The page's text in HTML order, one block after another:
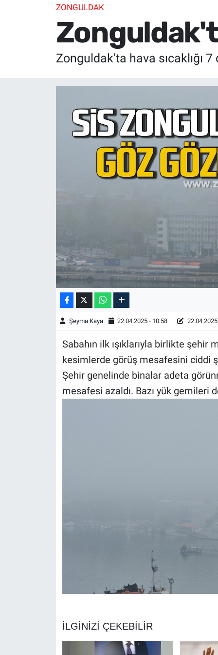
ZONGULDAK
Zonguldak’ta hava sıcaklığı
Şeyma Kaya 22.04.2025 - 10:58
Sabahın ilk ışıklarıyla birlikte
kesimlerde görüş mesafesini ciddi
Şehir genelinde binalar adeta
mesafesi azaldı. Bazı yük gemileri